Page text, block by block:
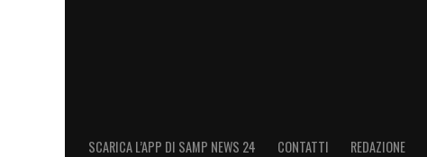
SCARICA L’APP DI SAMP NEWS 24 CONTATTI REDAZIONE